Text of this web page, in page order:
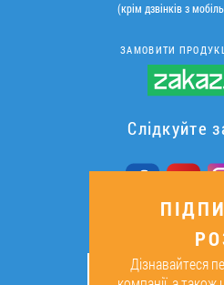
(крім дзвінків з
ЗАМОВИТИ
Слідкуйте
ПІДПИШІТЬСЯ
Дізнавайтеся